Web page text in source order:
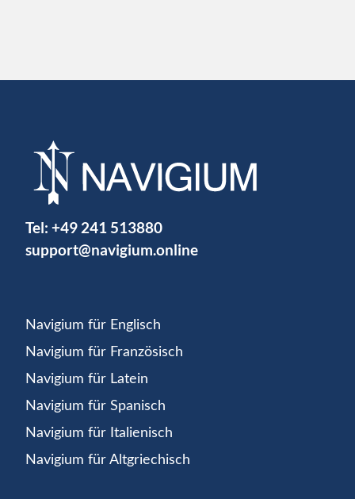
Tel: +49 241 513880
support@navigium.online
Navigium für Englisch
Navigium für Französisch
Navigium für Latein
Navigium für Spanisch
Navigium für Italienisch
Navigium für Altgriechisch